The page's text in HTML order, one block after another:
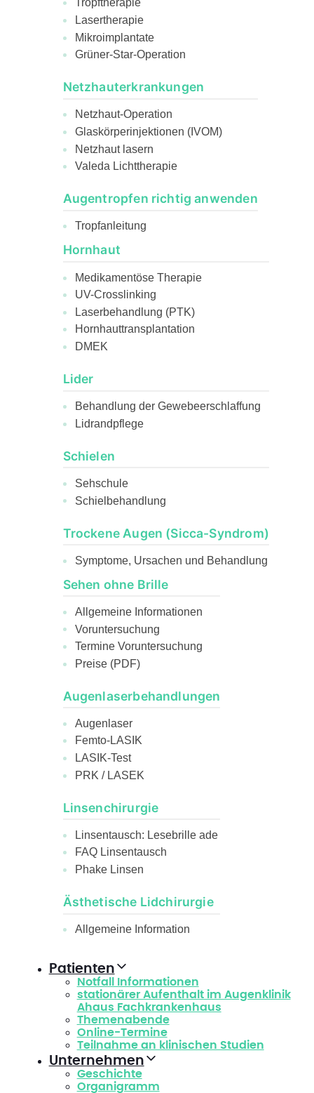
Tropftherapie
Lasertherapie
Mikroimplantate
Grüner-Star-Operation
Netzhauterkrankungen
Netzhaut-Operation
Glaskörperinjektionen (IVOM)
Netzhaut lasern
Valeda Lichttherapie
Augentropfen richtig anwenden
Tropfanleitung
Hornhaut
Medikamentöse Therapie
UV-Crosslinking
Laserbehandlung (PTK)
Hornhauttransplantation
DMEK
Lider
Behandlung der Gewebeerschlaffung
Lidrandpflege
Schielen
Sehschule
Schielbehandlung
Trockene Augen (Sicca-Syndrom)
Symptome, Ursachen und Behandlung
Sehen ohne Brille
Allgemeine Informationen
Voruntersuchung
Termine Voruntersuchung
Preise (PDF)
Augenlaserbehandlungen
Augenlaser
Femto-LASIK
LASIK-Test
PRK / LASEK
Linsenchirurgie
Linsentausch: Lesebrille ade
FAQ Linsentausch
Phake Linsen
Ästhetische Lidchirurgie
Allgemeine Information
Patienten
Notfall Informationen
stationärer Aufenthalt im Augenklinik
Ahaus Fachkrankenhaus
Themenabende
Online-Termine
Teilnahme an klinischen Studien
Unternehmen
Geschichte
Organigramm